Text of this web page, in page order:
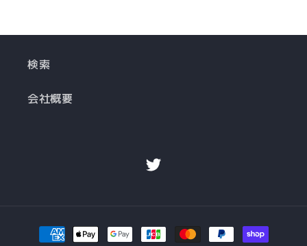
検索
会社概要
Twitter